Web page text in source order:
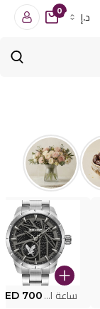
د.إ
0
ساعة البوليس PEWJG2227302 700